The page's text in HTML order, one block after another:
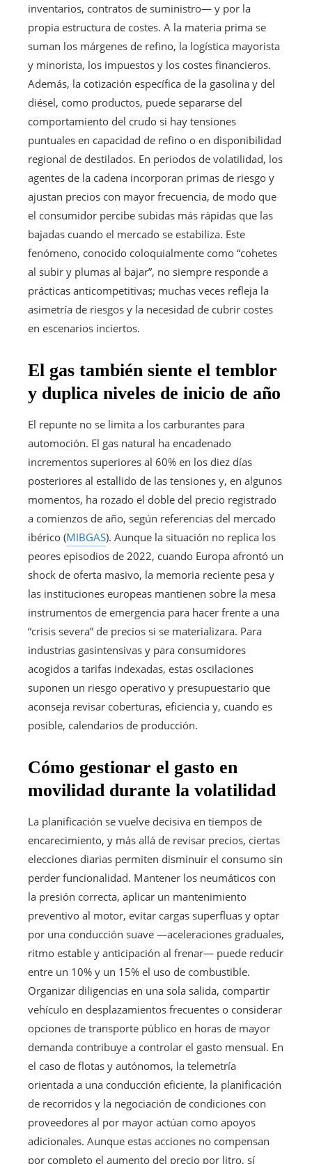
inventarios, contratos de suministro— y por la
propia estructura de costes. A la materia prima se
suman los márgenes de refino, la logística mayorista
y minorista, los impuestos y los costes financieros.
Además, la cotización específica de la gasolina y del
diésel, como productos, puede separarse del
comportamiento del crudo si hay tensiones
puntuales en capacidad de refino o en disponibilidad
regional de destilados. En periodos de volatilidad, los
agentes de la cadena incorporan primas de riesgo y
ajustan precios con mayor frecuencia, de modo que
el consumidor percibe subidas más rápidas que las
bajadas cuando el mercado se estabiliza. Este
fenómeno, conocido coloquialmente como “cohetes
al subir y plumas al bajar”, no siempre responde a
prácticas anticompetitivas; muchas veces refleja la
asimetría de riesgos y la necesidad de cubrir costes
en escenarios inciertos.
El gas también siente el temblor
y duplica niveles de inicio de año
El repunte no se limita a los carburantes para
automoción. El gas natural ha encadenado
incrementos superiores al 60% en los diez días
posteriores al estallido de las tensiones y, en algunos
momentos, ha rozado el doble del precio registrado
a comienzos de año, según referencias del mercado
ibérico (MIBGAS). Aunque la situación no replica los
peores episodios de 2022, cuando Europa afrontó un
shock de oferta masivo, la memoria reciente pesa y
las instituciones europeas mantienen sobre la mesa
instrumentos de emergencia para hacer frente a una
“crisis severa” de precios si se materializara. Para
industrias gasintensivas y para consumidores
acogidos a tarifas indexadas, estas oscilaciones
suponen un riesgo operativo y presupuestario que
aconseja revisar coberturas, eficiencia y, cuando es
posible, calendarios de producción.
Cómo gestionar el gasto en
movilidad durante la volatilidad
La planificación se vuelve decisiva en tiempos de
encarecimiento, y más allá de revisar precios, ciertas
elecciones diarias permiten disminuir el consumo sin
perder funcionalidad. Mantener los neumáticos con
la presión correcta, aplicar un mantenimiento
preventivo al motor, evitar cargas superfluas y optar
por una conducción suave —aceleraciones graduales,
ritmo estable y anticipación al frenar— puede reducir
entre un 10% y un 15% el uso de combustible.
Organizar diligencias en una sola salida, compartir
vehículo en desplazamientos frecuentes o considerar
opciones de transporte público en horas de mayor
demanda contribuye a controlar el gasto mensual. En
el caso de flotas y autónomos, la telemetría
orientada a una conducción eficiente, la planificación
de recorridos y la negociación de condiciones con
proveedores al por mayor actúan como apoyos
adicionales. Aunque estas acciones no compensan
por completo el aumento del precio por litro, sí